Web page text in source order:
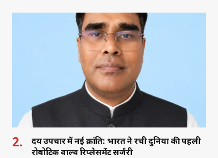
at c
e
b
o
k
k
e
dI
n
ai
l
ar
e
हृदय उपचार में नई क्रांति: भारत ने रची दुनिया की पहली
रोबोटिक वाल्व रिप्लेसमेंट सर्जरी